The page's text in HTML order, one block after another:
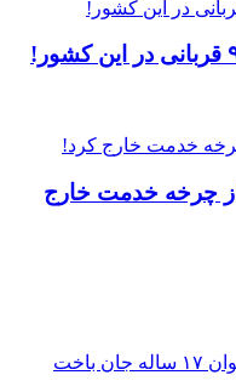
از چرخه خدمت خارج